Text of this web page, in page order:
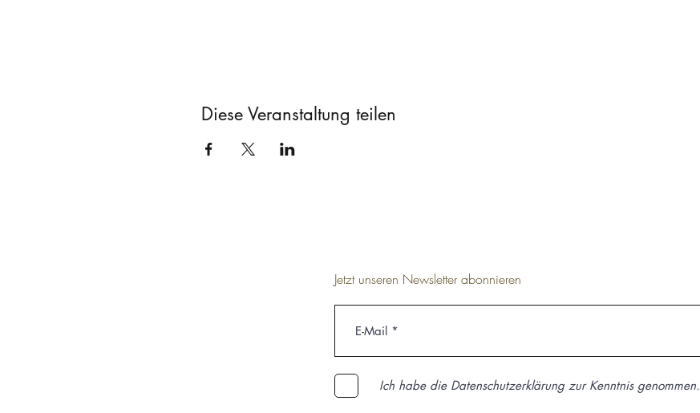
Diese Veranstaltung teilen
Jetzt unseren Newsletter abonnieren
Ich habe die Datenschutzerklärung zur Kenntnis genommen.